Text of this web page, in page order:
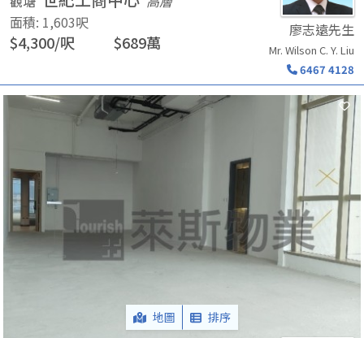
面積: 1,603呎
$4,300/呎 $689萬
廖志遠先生
Mr. Wilson C. Y. Liu
6467 4128
地圖 排序